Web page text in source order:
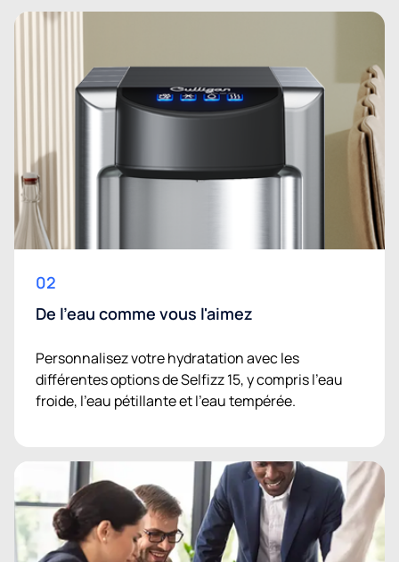
02
De l'eau comme vous l'aimez
Personnalisez votre hydratation avec les
différentes options de Selfizz 15, y compris l’eau
froide, l’eau pétillante et l’eau tempérée.